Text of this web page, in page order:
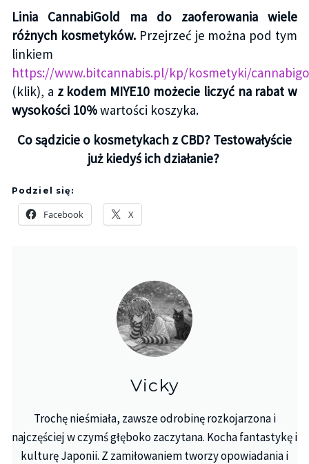
Linia CannabiGold ma do zaoferowania wiele
różnych kosmetyków. Przejrzeć je można pod tym
linkiem
https://www.bitcannabis.pl/kp/kosmetyki/
(klik), a z kodem MIYE10 możecie liczyć na rabat w
wysokości 10%wartości koszyka.
Co sądzicie o kosmetykach z CBD? Testowałyście
już kiedyś ich działanie?
Podziel się:
Facebook X
Vicky
Trochę nieśmiała, zawsze odrobinę rozkojarzona i
najczęściej w czymś głęboko zaczytana. Kocha fantastykę i
kulturę Japonii. Z zamiłowaniem tworzy opowiadania i